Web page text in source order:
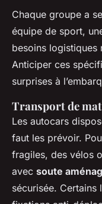
Chaque groupe a
équipe de sport,
besoins logistiques
Anticiper ces
surprises à
Transport de
Les autocars
faut les prévoir.
fragiles, des vélos
avec soute
sécurisée. Certains